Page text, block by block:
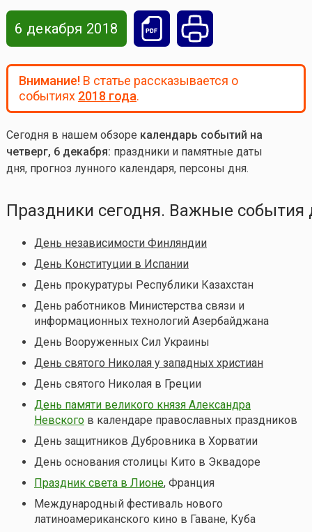
6 декабря 2018
Внимание!В статье рассказывается о
событиях 2018 года.
Сегодня в нашем обзоре календарь событий на
четверг, 6 декабря: праздники и памятные даты
дня, прогноз лунного календаря, персоны дня.
Праздники сегодня. Важные события
День независимости Финляндии
День Конституции в Испании
День прокуратуры Республики Казахстан
День работников Министерства связи и
информационных технологий Азербайджана
День Вооруженных Сил Украины
День святого Николая у западных христиан
День святого Николая в Греции
День памяти великого князя Александра
Невскогов календаре православных праздников
День защитников Дубровника в Хорватии
День основания столицы Кито в Эквадоре
Праздник света в Лионе, Франция
Международный фестиваль нового
латиноамериканского кино в Гаване, Куба